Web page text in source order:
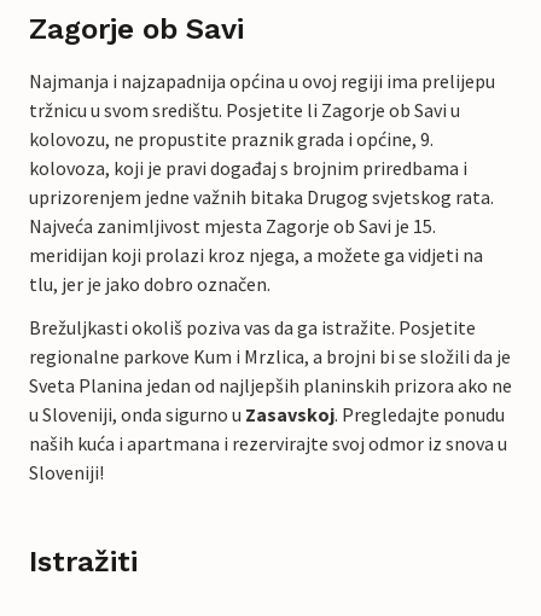
Zagorje ob Savi
Najmanja i najzapadnija općina u ovoj regiji ima prelijepu
tržnicu u svom središtu. Posjetite li Zagorje ob Savi u
kolovozu, ne propustite praznik grada i općine, 9.
kolovoza, koji je pravi događaj s brojnim priredbama i
uprizorenjem jedne važnih bitaka Drugog svjetskog rata.
Najveća zanimljivost mjesta Zagorje ob Savi je 15.
meridijan koji prolazi kroz njega, a možete ga vidjeti na
tlu, jer je jako dobro označen.
Brežuljkasti okoliš poziva vas da ga istražite. Posjetite
regionalne parkove Kum i Mrzlica, a brojni bi se složili da je
Sveta Planina jedan od najljepših planinskih prizora ako ne
u Sloveniji, onda sigurno u Zasavskoj. Pregledajte ponudu
naših kuća i apartmana i rezervirajte svoj odmor iz snova u
Sloveniji!
Istražiti